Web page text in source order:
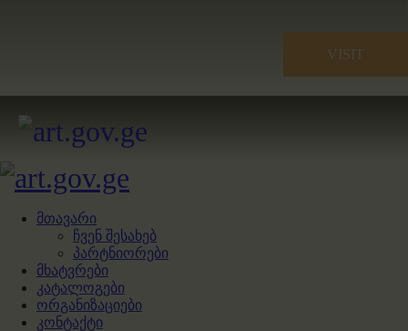
VISIT
მთავარი
ჩვენ შესახებ
პარტნიორები
მხატვრები
კატალოგები
ორგანიზაციები
კონტაქტი